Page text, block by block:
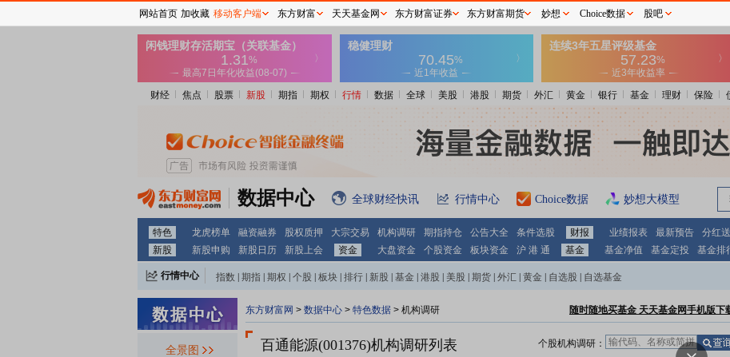
财经 焦点 股票 新股 期指 期权 行情 数据 全球 美股 港股 期货 外汇 黄金 银行 基金 理财 保险
数据中心 全球财经快讯 行情中心 Choice数据 妙想大模型
特色 龙虎榜单 融资融券 股权质押 大宗交易 机构调研 期指持仓 公告大全 条件选股 财报 业绩报表 最新预告 分红
新股
新股申购 新股日历 新股上会 资金 大盘资金 个股资金 板块资金 沪 港 通 基金 基金净值 基金定投 基金排
行情中心 指数 期指 期权 个股 板块 排行 新股 基金 港股 美股 期货 外汇 黄金 自选股 自选基金
全景图
东方财富网 > 数据中心 > 特色数据 > 机构调研 随时随地买基金 天天基金网手机版下
百通能源(001376)机构调研列表 个股机构调研：
网站首页 加收藏 移动客户端 东方财富 天天基金网 东方财富证券 东方财富期货 妙想 Choice数据 股吧